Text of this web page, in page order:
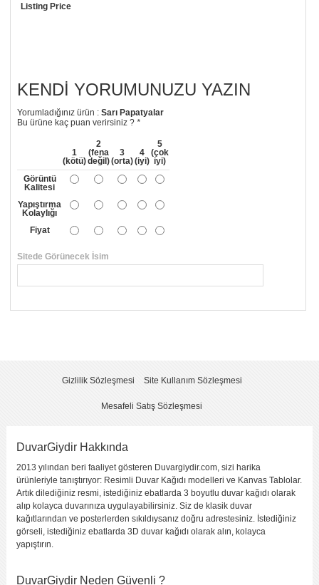
Listing Price
KENDI YORUMUNUZU YAZIN
Yorumladığınız ürün :Sarı Papatyalar
Bu ürüne kaç puan verirsiniz ?*
1
(kötü)
2
(fena
değil)
3
(orta)
4
(iyi)
5
(çok
iyi)
Görüntü
Kalitesi
Yapıştırma
Kolaylığı
Fiyat
Sitede Görünecek İsim
Yorumu Gönder
Gizlilik Sözleşmesi Site Kullanım Sözleşmesi
Mesafeli Satış Sözleşmesi
DuvarGiydir Hakkında
2013 yılından beri faaliyet gösteren Duvargiydir.com, sizi harika
ürünleriyle tanıştırıyor: Resimli Duvar Kağıdı modelleri ve Kanvas Tablolar.
Artık dilediğiniz resmi, istediğiniz ebatlarda 3 boyutlu duvar kağıdı olarak
alıp kolayca duvarınıza uygulayabilirsiniz. Siz de klasik duvar
kağıtlarından ve posterlerden sıkıldıysanız doğru adrestesiniz. İstediğiniz
görseli, istediğiniz ebatlarda 3D duvar kağıdı olarak alın, kolayca
yapıştırın.
DuvarGiydir Neden Güvenli ?